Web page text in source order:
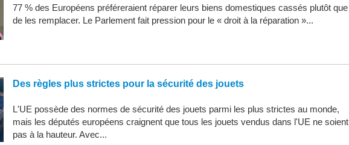
77 % des Européens préféreraient réparer leurs biens domestiques cassés plutôt que
de les remplacer. Le Parlement fait pression pour le « droit à la réparation »...
Des règles plus strictes pour la sécurité des jouets
L'UE possède des normes de sécurité des jouets parmi les plus strictes au monde,
mais les députés européens craignent que tous les jouets vendus dans l'UE ne soient
pas à la hauteur. Avec...